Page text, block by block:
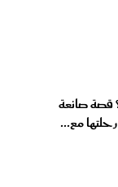
صانعة
مع...